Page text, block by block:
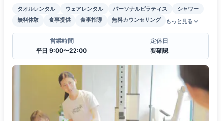
タオルレンタル ウェアレンタル パーソナルピラティス
シャワー
無料体験
食事提供 食事指導 無料カウンセリング もっと見る
営業時間
平日 9:00〜22:00
定休日
要確認